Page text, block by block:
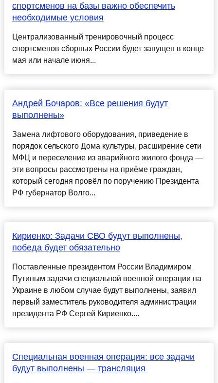
спортсменов на базы важно обеспечить
необходимые условия
Централизованный тренировочный процесс
спортсменов сборных России будет запущен в конце
мая или начале июня...
Андрей Бочаров: «Все решения будут
выполнены»
Замена лифтового оборудования, приведение в
порядок сельского Дома культуры, расширение сети
МФЦ и переселение из аварийного жилого фонда —
эти вопросы рассмотрены на приёме граждан,
который сегодня провёл по поручению Президента
РФ губернатор Волго...
Кириенко: Задачи СВО будут выполнены,
победа будет обязательно
Поставленные президентом России Владимиром
Путиным задачи специальной военной операции на
Украине в любом случае будут выполнены, заявил
первый заместитель руководителя администрации
президента РФ Сергей Кириенко....
Специальная военная операция: все задачи
будут выполнены — трансляция